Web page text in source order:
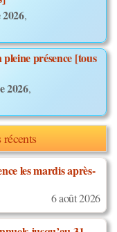
,
pleine présence [tous
2026,
les mardis après-
6 août 2026